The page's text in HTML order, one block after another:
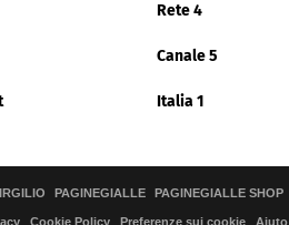
Rete 4
Canale 5
Italia 1
PAGINEGIALLE PAGINEGIALLE SHOP
Cookie Policy Preferenze sui cookie Aiuto